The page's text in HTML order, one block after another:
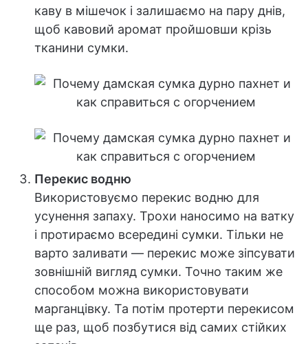
каву в мішечок і залишаємо на пару днів,
щоб кавовий аромат пройшовши крізь
тканини сумки.
Перекис водню
Використовуємо перекис водню для
усунення запаху. Трохи наносимо на ватку
і протираємо всередині сумки. Тільки не
варто заливати — перекис може зіпсувати
зовнішній вигляд сумки. Точно таким же
способом можна використовувати
марганцівку. Та потім протерти перекисом
ще раз, щоб позбутися від самих стійких